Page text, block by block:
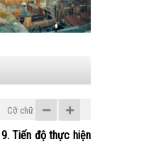
Cỡ chữ
Tiến độ thực hiện